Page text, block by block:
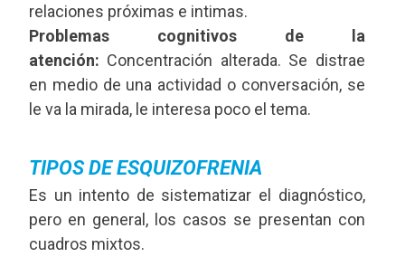
relaciones próximas e intimas.
Problemas cognitivos de la
atención: Concentración alterada. Se distrae
en medio de una actividad o conversación, se
le va la mirada, le interesa poco el tema.
TIPOS DE ESQUIZOFRENIA
Es un intento de sistematizar el diagnóstico,
pero en general, los casos se presentan con
cuadros mixtos.